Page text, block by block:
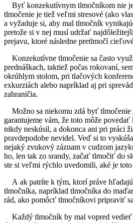
Byť konzekutívnym tlmočníkom nie
tlmočenie je tiež veľmi stresové (ako
a vyžaduje si, aby mal tlmočník
pretože si v nej musí udržať
prejavu, ktoré následne pretlmočí
Konzekutívne tlmočenie sa často
prednáškach, taktiež počas rokovaní,
okrúhlym stolom, pri tlačových
exkurziách alebo napríklad aj pri
zahraničia.
Možno sa niekomu zdá byť tlmočenie
garantujeme vám, že toto môže
nikdy neskúsil, a dokonca ani pri práci
pravdepodobe nevidel. Veď si to
nejaký zvukový záznam v cudzom
ho, len tak zo srandy, začať tlmočiť do
ste si veľmi rýchlo uvedomili, aké je
A ak patríte k tým, ktorí práve
tlmočníka, napríklad tlmočníka do
rád, ako pomôcť tlmočníkovi pripraviť
Každý tlmočník by mal vopred vedieť